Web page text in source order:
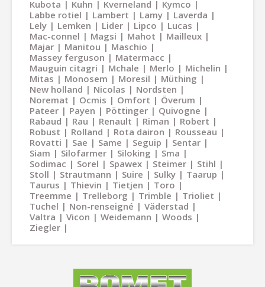
Kubota
Kuhn Kverneland
Kymco
Labbe rotiel
Lambert Lamy
Laverda
Lely
Lemken Lider Lipco
Lucas
Mac-connel
Magsi Mahot
Mailleux
Majar
Manitou
Maschio
Massey ferguson
Matermacc
Mauguin citagri
Mchale Merlo
Michelin
Mitas
Monosem Moresil
Müthing
New holland
Nicolas
Nordsten
Noremat
Ocmis Omfort
Överum
Pateer
Payen Pöttinger
Quivogne
Rabaud
Rau Renault Riman
Robert
Robust
Rolland Rota dairon
Rousseau
Rovatti
Sae Same Seguip
Sentar
Siam
Silofarmer Siloking
Sma
Sodimac
Sorel Spawex Steimer
Stihl
Stoll
Strautmann Suire Sulky
Taarup
Taurus
Thievin Tietjen
Toro
Treemme
Trelleborg Trimble
Trioliet
Tuchel
Non-renseigné
Väderstad
Valtra
Vicon Weidemann
Woods
Ziegler